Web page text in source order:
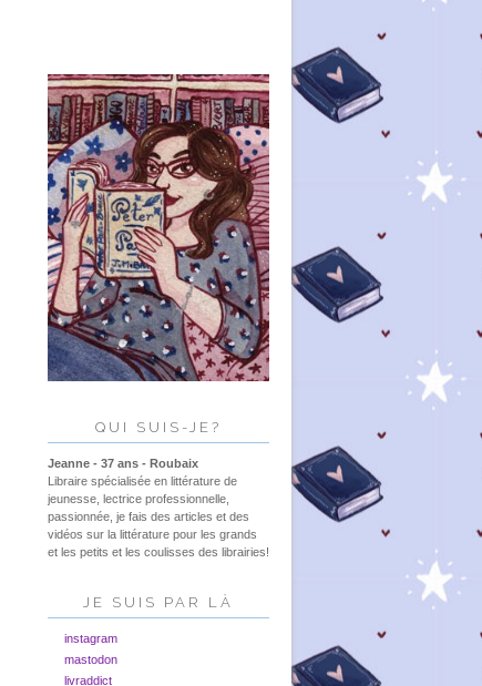
QUI SUIS-JE?
Jeanne - 37 ans - Roubaix
Libraire spécialisée en littérature de
jeunesse, lectrice professionnelle,
passionnée, je fais des articles et des
vidéos sur la littérature pour les grands
et les petits et les coulisses des librairies!
JE SUIS PAR LÀ
instagram
mastodon
livraddict